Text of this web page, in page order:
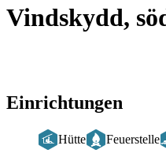
Vindskydd,
Einrichtungen
Hütte Feuerstelle